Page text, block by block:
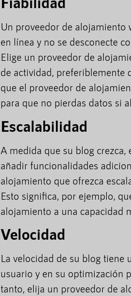
Un proveedor de alojamiento
en línea y no se desconecte
Elige un proveedor de
de actividad, preferiblemente
que el proveedor de
para que no pierdas datos si
Escalabilidad
A medida que su blog
añadir funcionalidades
alojamiento que ofrezca
Esto significa, por ejemplo,
alojamiento a una capacidad
Velocidad
La velocidad de su blog tiene
usuario y en su optimización
tanto, elija un proveedor de